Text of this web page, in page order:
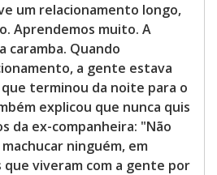
um relacionamento longo,
Aprendemos muito. A
caramba. Quando
a gente estava
terminou da noite para o
explicou que nunca quis
da ex-companheira: "Não
ninguém, em
que viveram com a gente por